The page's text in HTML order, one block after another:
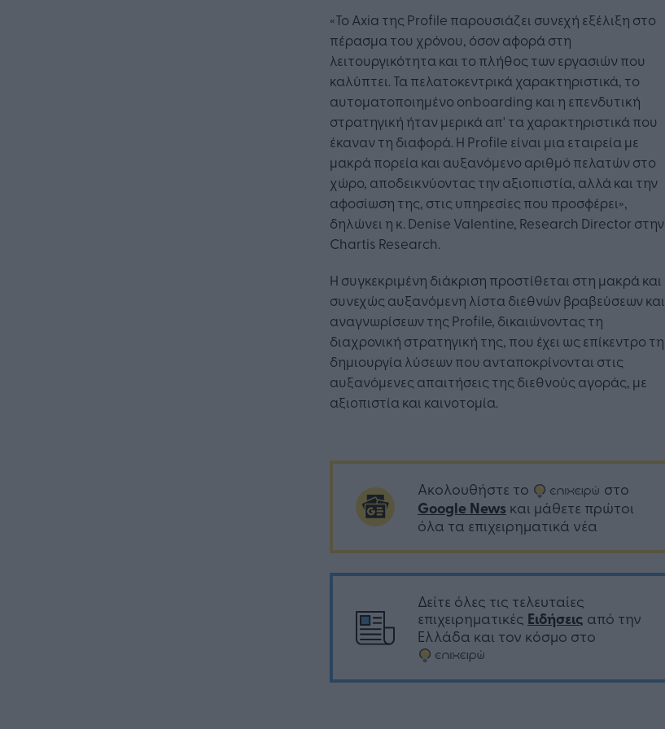
«To Axia της Profile παρουσιάζει συνεχή εξέλιξη στο
πέρασμα του χρόνου, όσον αφορά στη
λειτουργικότητα και το πλήθος των εργασιών που
καλύπτει. Τα πελατοκεντρικά χαρακτηριστικά, το
αυτοματοποιημένο onboarding και η επενδυτική
στρατηγική ήταν μερικά απ' τα χαρακτηριστικά που
έκαναν τη διαφορά. H Profile είναι μια εταιρεία με
μακρά πορεία και αυξανόμενο αριθμό πελατών στο
χώρο, αποδεικνύοντας την αξιοπιστία, αλλά και την
αφοσίωση της, στις υπηρεσίες που προσφέρει»,
δηλώνει η κ. Denise Valentine, Research Director στην
Chartis Research.
Η συγκεκριμένη διάκριση προστίθεται στη μακρά και
συνεχώς αυξανόμενη λίστα διεθνών βραβεύσεων και
αναγνωρίσεων της Profile, δικαιώνοντας τη
διαχρονική στρατηγική της, που έχει ως επίκεντρο τη
δημιουργία λύσεων που ανταποκρίνονται στις
αυξανόμενες απαιτήσεις της διεθνούς αγοράς, με
αξιοπιστία και καινοτομία.
Ακολουθήστε το στο
Google News και μάθετε πρώτοι
όλα τα επιχειρηματικά νέα
Δείτε όλες τις τελευταίες
επιχειρηματικές Ειδήσεις από την
Ελλάδα και τον κόσμο στο